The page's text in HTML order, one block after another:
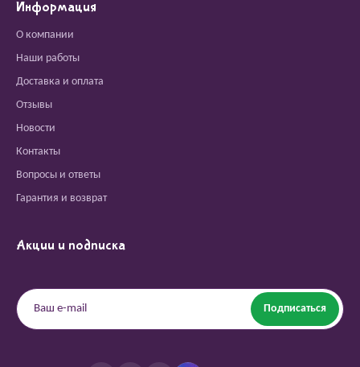
Информация
О компании
Наши работы
Доставка и оплата
Отзывы
Новости
Контакты
Вопросы и ответы
Гарантия и возврат
Акции и подписка
Подписаться